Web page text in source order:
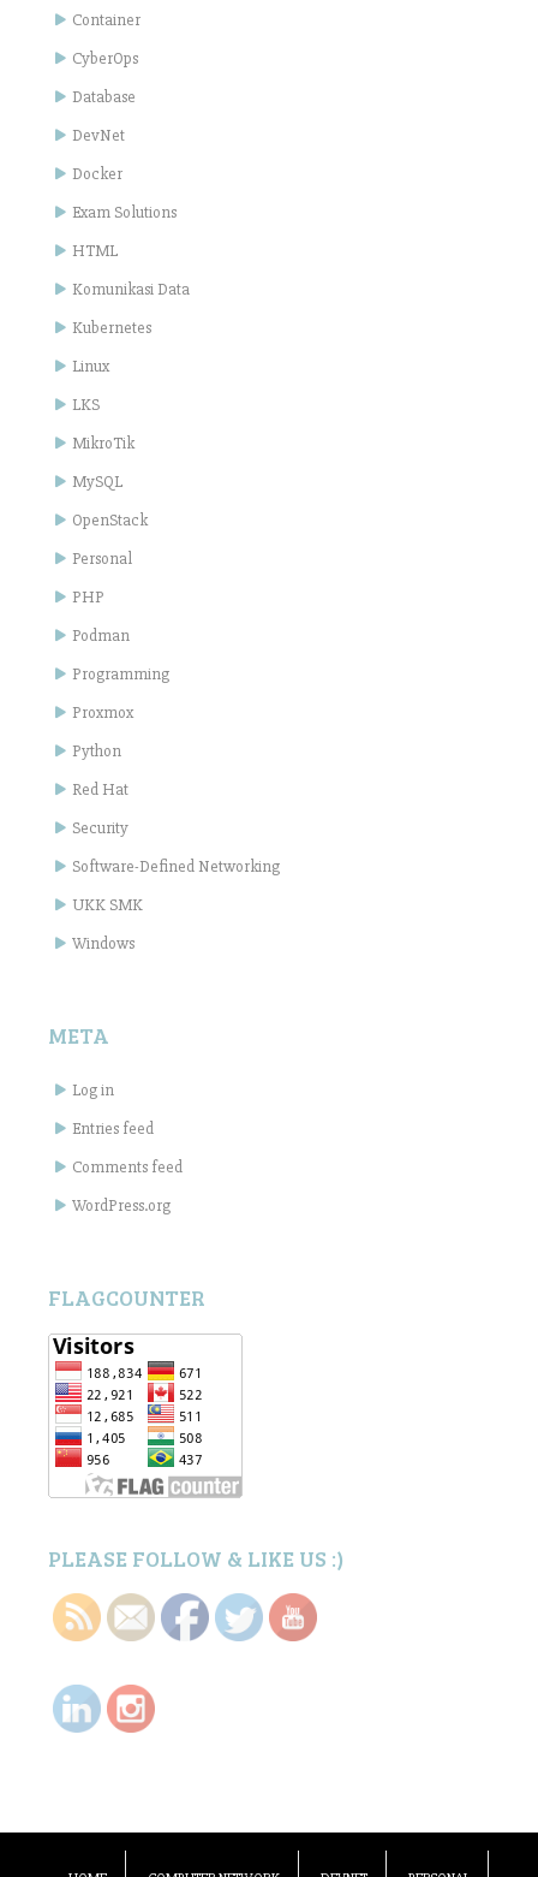
Container
CyberOps
Database
DevNet
Docker
Exam Solutions
HTML
Komunikasi Data
Kubernetes
Linux
LKS
MikroTik
MySQL
OpenStack
Personal
PHP
Podman
Programming
Proxmox
Python
Red Hat
Security
Software-Defined Networking
UKK SMK
Windows
META
Log in
Entries feed
Comments feed
WordPress.org
FLAGCOUNTER
PLEASE FOLLOW & LIKE US :)